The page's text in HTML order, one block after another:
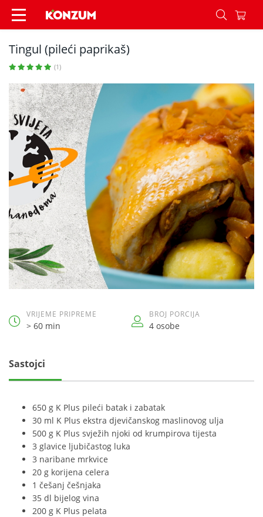
Tingul (pileći paprikaš) - Recepti - Konzum
Tingul (pileći paprikaš)
(1)
VRIJEME PRIPREME
> 60 min
BROJ PORCIJA
4 osobe
Sastojci
650 g K Plus pileći batak i zabatak
30 ml K Plus ekstra djevičanskog maslinovog ulja
500 g K Plus svježih njoki od krumpirova tijesta
3 glavice ljubičastog luka
3 naribane mrkvice
20 g korijena celera
1 češanj češnjaka
35 dl bijelog vina
200 g K Plus pelata